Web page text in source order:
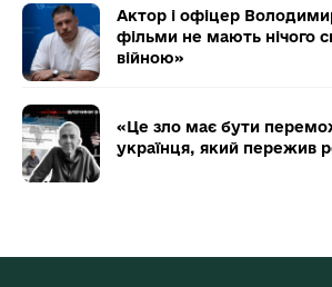
Актор і офіцер
фільми не мають нічого
війною»
«Це зло має бути
українця, який пережив